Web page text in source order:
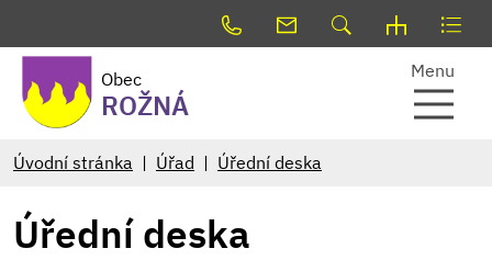
Obec
ROŽNÁ
Menu
Úvodní stránka Úřad Úřední deska
Úřední deska